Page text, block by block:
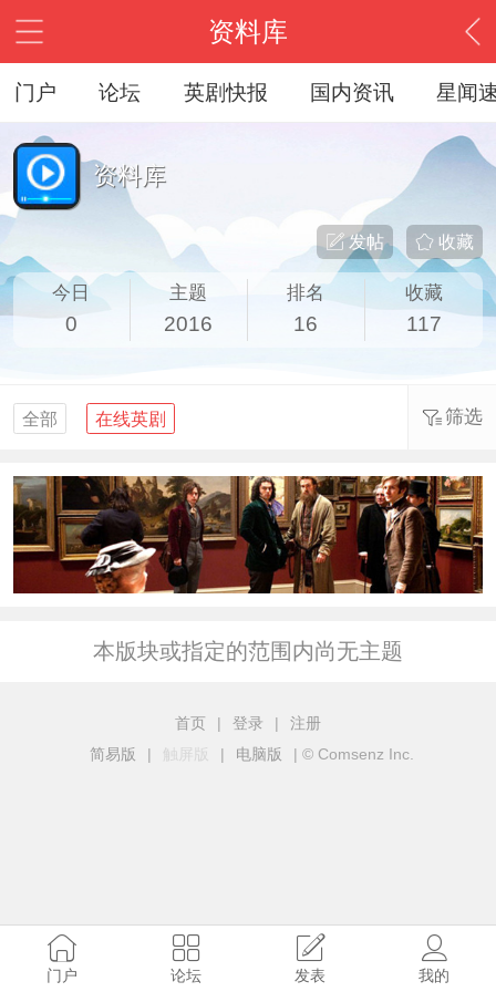
资料库
门户 论坛 英剧快报 国内资讯 星闻
资料库
收藏
发帖
今日
0
主题
2016
排名
16
收藏
117
全部 在线英剧 筛选
本版块或指定的范围内尚无主题
首页 | 登录 |
注册
简易版
| 触屏版 | 电脑版 | © Comsenz Inc.
门户 论坛 发表 我的